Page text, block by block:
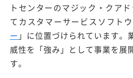
トセンターのマジック・クア
てカスタマーサービスソフト
ー 」に位置づけられています。
威性を「強み」として事業を展
す。